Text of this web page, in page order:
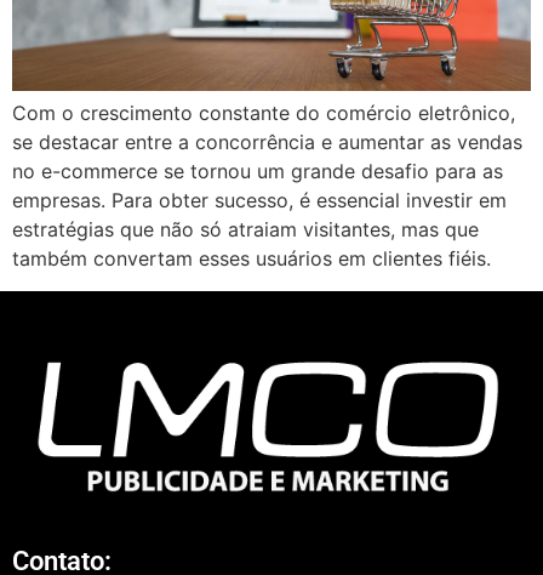
Com o crescimento constante do comércio eletrônico,
se destacar entre a concorrência e aumentar as vendas
no e-commerce se tornou um grande desafio para as
empresas. Para obter sucesso, é essencial investir em
estratégias que não só atraiam visitantes, mas que
também convertam esses usuários em clientes fiéis.
Contato: